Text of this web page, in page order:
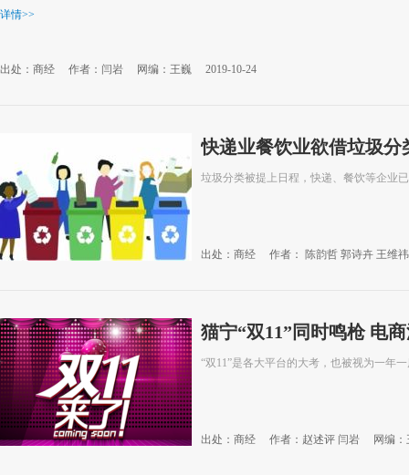
详情>>
出处：商经 作者：闫岩 网编：王巍 2019-10-24
快递业餐饮业欲借垃圾分
垃圾分类被提上日程，快递、餐饮等企业
出处：商经 作者： 陈韵哲 郭诗卉 王维祎
猫宁“双11”同时鸣枪 电
“双11”是各大平台的大考，也被视为一年
出处：商经 作者：赵述评 闫岩 网编：